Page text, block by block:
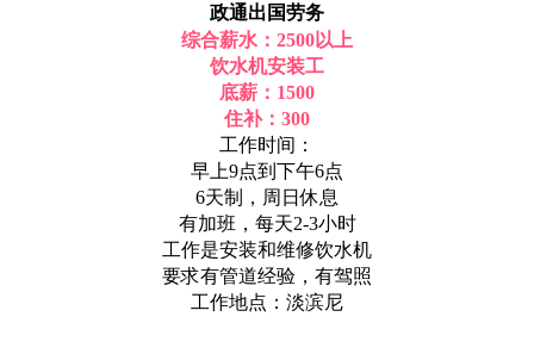
政通出国劳务
综合薪水：2500以上
饮水机安装工
底薪：1500
住补：300
工作时间：
早上9点到下午6点
6天制，周日休息
有加班，每天2-3小时
工作是安装和维修饮水机
要求有管道经验，有驾照
工作地点：淡滨尼